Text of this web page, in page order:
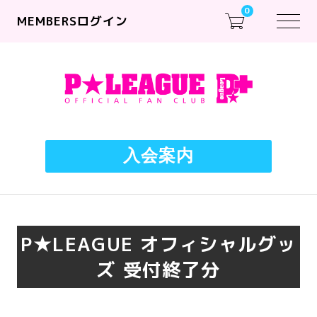
MEMBERSログイン
0
入会案内
P★LEAGUE オフィシャルグッ
ズ 受付終了分